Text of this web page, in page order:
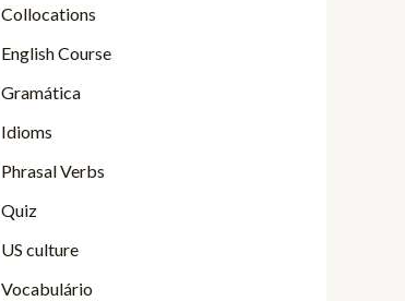
Collocations
English Course
Gramática
Idioms
Phrasal Verbs
Quiz
US culture
Vocabulário